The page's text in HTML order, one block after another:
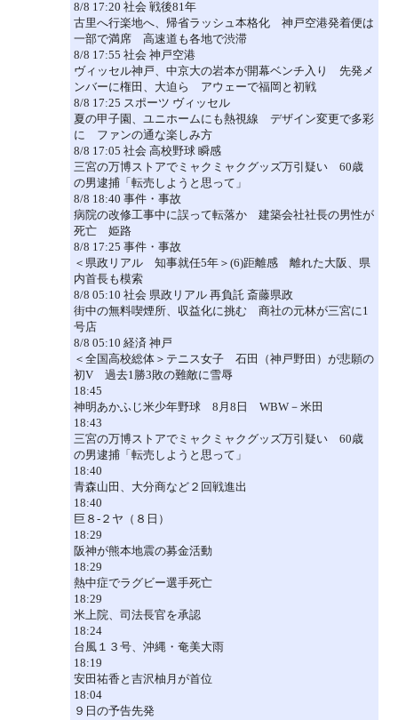
8/8 17:20 社会 戦後81年
古里へ行楽地へ、帰省ラッシュ本格化 神戸空港発着便は
一部で満席 高速道も各地で渋滞
8/8 17:55 社会 神戸空港
ヴィッセル神戸、中京大の岩本が開幕ベンチ入り 先発メ
ンバーに権田、大迫ら アウェーで福岡と初戦
8/8 17:25 スポーツ ヴィッセル
夏の甲子園、ユニホームにも熱視線 デザイン変更で多彩
に ファンの通な楽しみ方
8/8 17:05 社会 高校野球 瞬感
三宮の万博ストアでミャクミャクグッズ万引疑い 60歳
の男逮捕「転売しようと思って」
8/8 18:40 事件・事故
病院の改修工事中に誤って転落か 建築会社社長の男性が
死亡 姫路
8/8 17:25 事件・事故
＜県政リアル 知事就任5年＞(6)距離感 離れた大阪、県
内首長も模索
8/8 05:10 社会 県政リアル 再負託 斎藤県政
街中の無料喫煙所、収益化に挑む 商社の元林が三宮に1
号店
8/8 05:10 経済 神戸
＜全国高校総体＞テニス女子 石田（神戸野田）が悲願の
初V 過去1勝3敗の難敵に雪辱
18:45
神明あかふじ米少年野球 8月8日 WBW－米田
18:43
三宮の万博ストアでミャクミャクグッズ万引疑い 60歳
の男逮捕「転売しようと思って」
18:40
青森山田、大分商など２回戦進出
18:40
巨８-２ヤ（８日）
18:29
阪神が熊本地震の募金活動
18:29
熱中症でラグビー選手死亡
18:29
米上院、司法長官を承認
18:24
台風１３号、沖縄・奄美大雨
18:19
安田祐香と吉沢柚月が首位
18:04
９日の予告先発